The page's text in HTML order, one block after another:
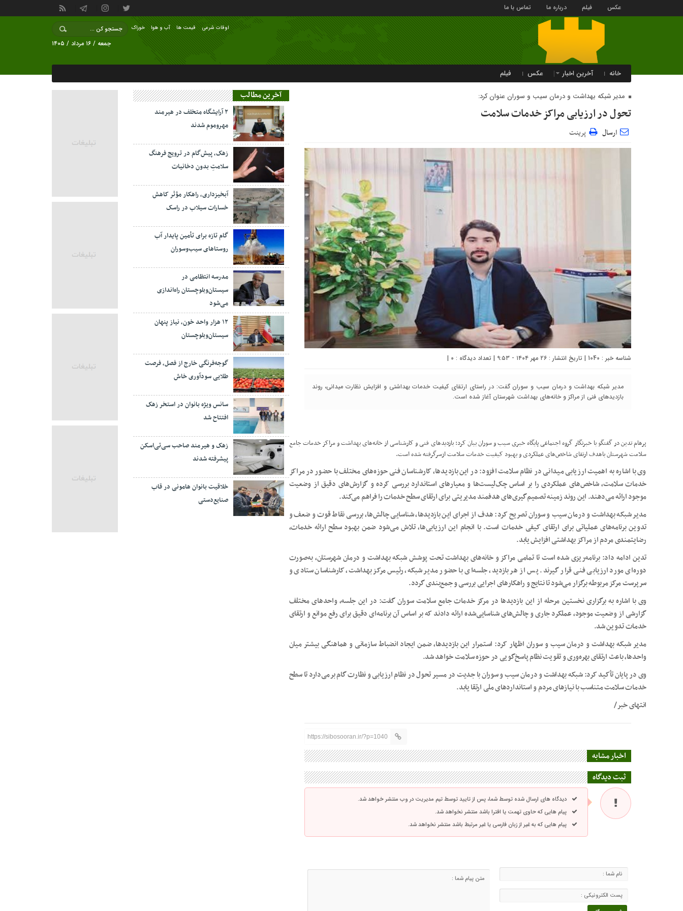
عکس فیلم درباره ما تماس با ما
خوراک آب و هوا قیمت ها اوقات شرعی
جمعه / ۱۶ مرداد / ۱۴۰۵
خانه آخرین اخبار عکس فیلم
مدیر شبکه بهداشت و درمان سیب و سوران عنوان کرد:
تحول در ارزیابی مراکز خدمات سلامت
ارسال پرینت
شناسه خبر : 1040 | تاریخ انتشار : ۲۶ مهر ۱۴۰۴ - ۹:۵۳ | تعداد دیدگاه : ۰ |
مدیر شبکه بهداشت و درمان سیب و سوران گفت: در راستای ارتقای کیفیت خدمات بهداشتی و افزایش نظارت میدانی، روند
بازدیدهای فنی از مراکز و خانه‌های بهداشت شهرستان آغاز شده است.
پرهام تدین در گفتگو با خبرنگار گروه اجتماعی پایگاه خبری سیب و سوران بیان کرد: بازدیدهای فنی و کارشناسی از خانه‌های بهداشت و مراکز خدمات جامع
سلامت شهرستان باهدف ارتقای شاخص‌های عملکردی و بهبود کیفیت خدمات سلامت ازسرگرفته شده است.
وی با اشاره به اهمیت ارزیابی میدانی در نظام سلامت افزود: در این بازدیدها، کارشناسان فنی حوزه‌های مختلف با حضور در مراکز
خدمات سلامت، شاخص‌های عملکردی را بر اساس چک‌لیست‌ها و معیارهای استاندارد بررسی کرده و گزارش‌های دقیق از وضعیت
موجود ارائه می‌دهند. این روند زمینه تصمیم‌گیری‌های هدفمند مدیریتی برای ارتقای سطح خدمات را فراهم می‌کند.
مدیر شبکه بهداشت و درمان سیب و سوران تصریح کرد: هدف از اجرای این بازدیدها، شناسایی چالش‌ها، بررسی نقاط قوت و ضعف و
تدوین برنامه‌های عملیاتی برای ارتقای کیفی خدمات است. با انجام این ارزیابی‌ها، تلاش می‌شود ضمن بهبود سطح ارائه خدمات،
رضایتمندی مردم از مراکز بهداشتی افزایش یابد.
تدین ادامه داد: برنامه‌ریزی شده است تا تمامی مراکز و خانه‌های بهداشت تحت پوشش شبکه بهداشت و درمان شهرستان، به‌صورت
دوره‌ای مورد ارزیابی فنی قرار گیرند. پس از هر بازدید، جلسه‌ای با حضور مدیر شبکه، رئیس مرکز بهداشت، کارشناسان ستادی و
سرپرست مرکز مربوطه برگزار می‌شود تا نتایج و راهکارهای اجرایی بررسی و جمع‌بندی گردد.
وی با اشاره به برگزاری نخستین مرحله از این بازدیدها در مرکز خدمات جامع سلامت سوران گفت: در این جلسه، واحدهای مختلف
گزارشی از وضعیت موجود، عملکرد جاری و چالش‌های شناسایی‌شده ارائه دادند که بر اساس آن برنامه‌ای دقیق برای رفع موانع و ارتقای
خدمات تدوین شد.
مدیر شبکه بهداشت و درمان سیب و سوران اظهار کرد: استمرار این بازدیدها، ضمن ایجاد انضباط سازمانی و هماهنگی بیشتر میان
واحدها، باعث ارتقای بهره‌وری و تقویت نظام پاسخ‌گویی در حوزه سلامت خواهد شد.
وی در پایان تأکید کرد: شبکه بهداشت و درمان سیب و سوران با جدیت در مسیر تحول در نظام ارزیابی و نظارت گام برمی‌دارد تا سطح
خدمات سلامت متناسب با نیازهای مردم و استانداردهای ملی ارتقا یابد.
انتهای خبر/
https://sibosooran.ir/?p=1040
اخبار مشابه
ثبت دیدگاه
دیدگاه های ارسال شده توسط شما، پس از تایید توسط تیم مدیریت در وب منتشر خواهد شد.
پیام هایی که حاوی تهمت یا افترا باشد منتشر نخواهد شد.
پیام هایی که به غیر از زبان فارسی یا غیر مرتبط باشد منتشر نخواهد شد.
آخرین مطالب
۲ آرایشگاه متخلف در هیرمند
مهروموم شدند
زهک، پیش‌گام در ترویج فرهنگ
سلامتِ بدون دخانیات
آبخیزداری، راهکار مؤثر کاهش
خسارات سیلاب در راسک
گام تازه برای تأمین پایدار آب
روستاهای سیب‌وسوران
مدرسه انتظامی در
سیستان‌وبلوچستان راه‌اندازی
می‌شود
۱۲ هزار واحد خون، نیاز پنهان
سیستان‌وبلوچستان
گوجه‌فرنگی خارج از فصل، فرصت
طلایی سودآوری خاش
سانس ویژه بانوان در استخر زهک
افتتاح شد
زهک و هیرمند صاحب سی‌تی‌اسکن
پیشرفته شدند
خلاقیت بانوان هامونی در قاب
صنایع‌دستی